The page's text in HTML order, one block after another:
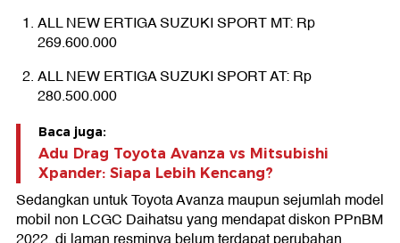
ALL NEW ERTIGA SUZUKI SPORT MT: Rp
269.600.000
ALL NEW ERTIGA SUZUKI SPORT AT: Rp
280.500.000
Baca juga:
Adu Drag Toyota Avanza vs Mitsubishi
Xpander: Siapa Lebih Kencang?
Sedangkan untuk Toyota Avanza maupun sejumlah model
mobil non LCGC Daihatsu yang mendapat diskon PPnBM